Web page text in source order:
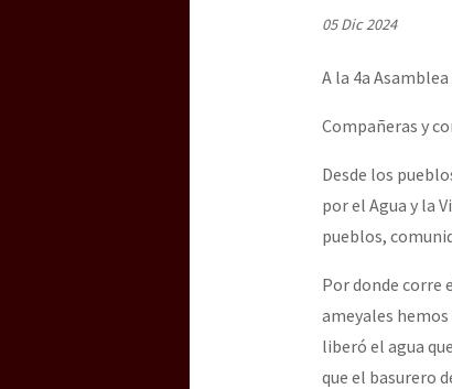
Dia 3 do
Dia 2 do
[CDMX – 20
05 Dic 2024
A la 4a
Compañeras y
Desde los
por el Agua y la
pueblos,
Por donde corre
ameyales hemos
liberó el agua
que el basurero